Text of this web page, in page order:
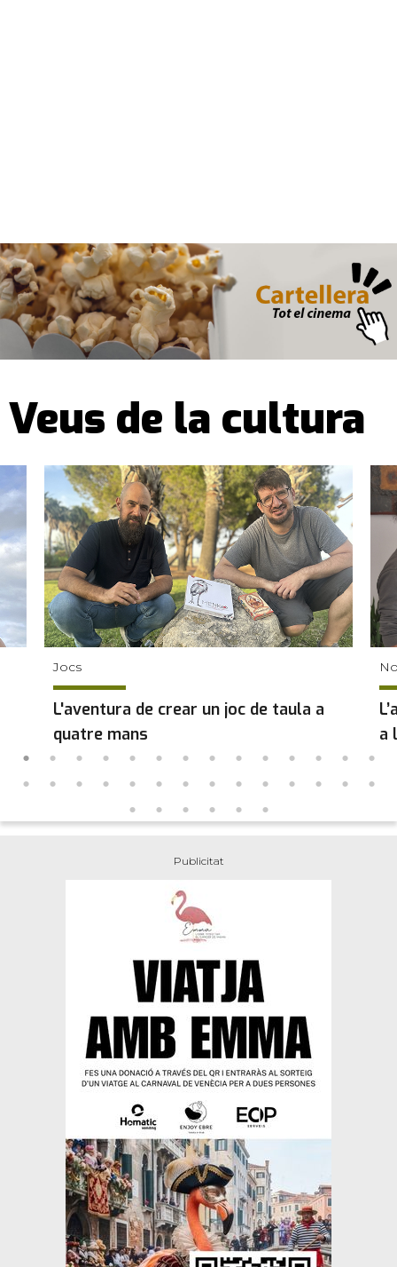
Veus de la cultura
Jocs
L'aventura de crear un joc de taula a
quatre mans
a